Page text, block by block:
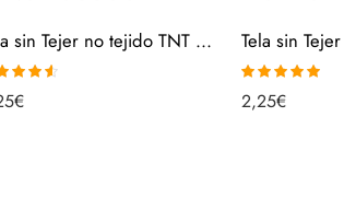
Tela sin Tejer no tejido TNT por metros – Verde Oliva 1053004
4.50
€
Valorado con
5.00de 5
2,25€